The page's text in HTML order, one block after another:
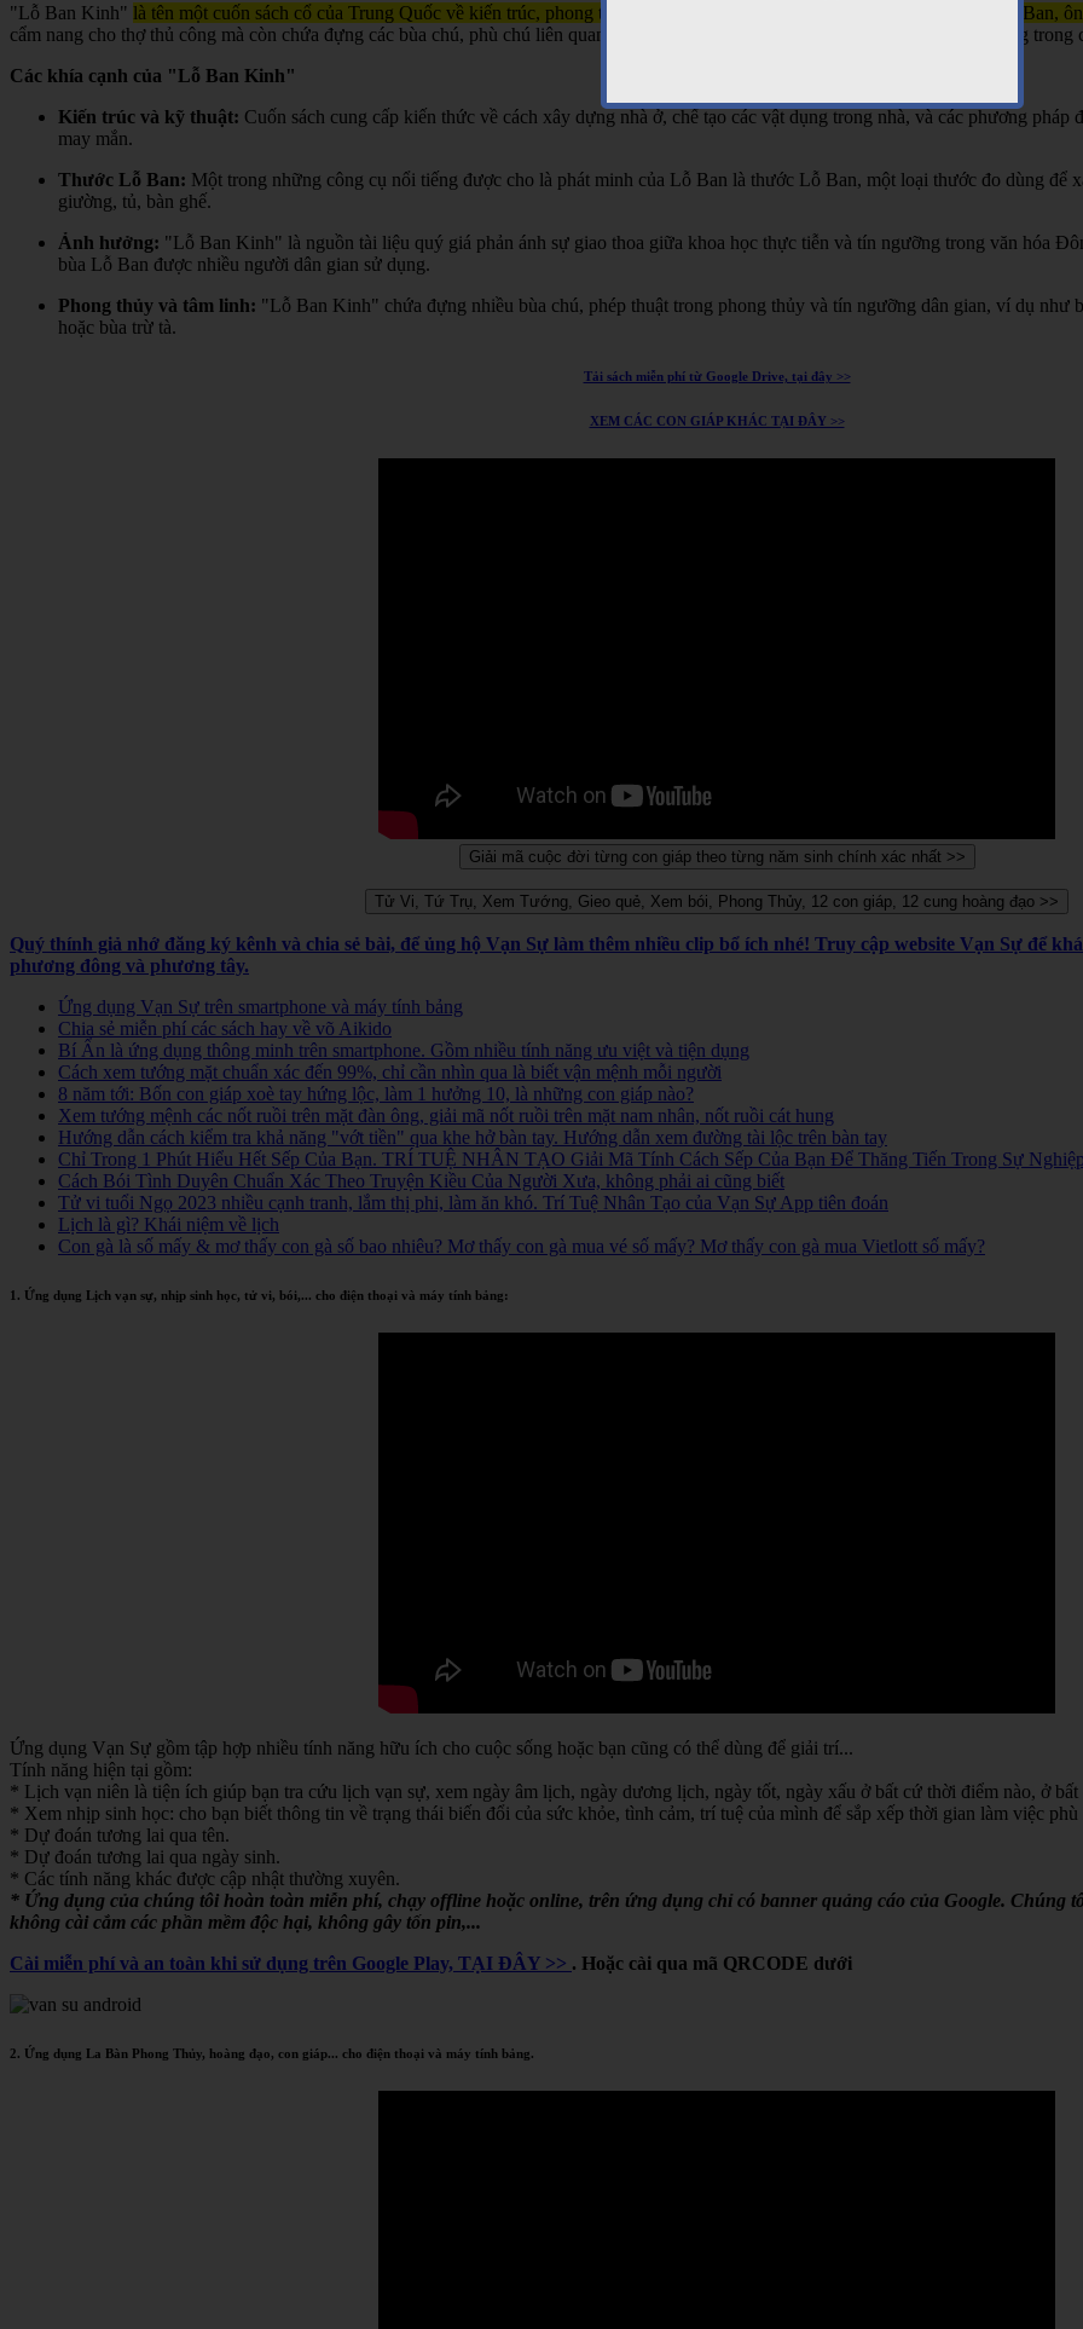
"Lỗ Ban Kinh" là tên một cuốn sách cổ của Trung Quốc về kiến trúc, phong thủy và kỹ thuật xây dựng, gắn liền với tên tuổi của Lỗ Ban,
cẩm nang cho thợ thủ công mà còn chứa đựng các bùa chú, phù chú liên quan đến việc xây nhà, làm đồ đạc, và đôi khi được sử dụng
Các khía cạnh của "Lỗ Ban Kinh"
Kiến trúc và kỹ thuật: Cuốn sách cung cấp kiến thức về cách xây dựng nhà ở, chế tạo các vật dụng trong nhà, và các phương
may mắn.
Thước Lỗ Ban: Một trong những công cụ nổi tiếng được cho là phát minh của Lỗ Ban là thước Lỗ Ban, một loại thước đo dùng để
giường, tủ, bàn ghế.
Ảnh hưởng: "Lỗ Ban Kinh" là nguồn tài liệu quý giá phản ánh sự giao thoa giữa khoa học thực tiễn và tín ngưỡng trong văn hóa
bùa Lỗ Ban được nhiều người dân gian sử dụng.
Phong thủy và tâm linh: "Lỗ Ban Kinh" chứa đựng nhiều bùa chú, phép thuật trong phong thủy và tín ngưỡng dân gian, ví dụ như
hoặc bùa trừ tà.
Tải sách miễn phí từ Google Drive, tại đây >>
XEM CÁC CON GIÁP KHÁC TẠI ĐÂY >>
Quý thính giả nhớ đăng ký kênh và chia sẻ bài, để ủng hộ Vạn Sự làm thêm nhiều clip bổ ích nhé! Truy cập website Vạn Sự để
phương đông và phương tây.
Ứng dụng Vạn Sự trên smartphone và máy tính bảng
Chia sẻ miễn phí các sách hay về võ Aikido
Bí Ẩn là ứng dụng thông minh trên smartphone. Gồm nhiều tính năng ưu việt và tiện dụng
Cách xem tướng mặt chuẩn xác đến 99%, chỉ cần nhìn qua là biết vận mệnh mỗi người
8 năm tới: Bốn con giáp xoè tay hứng lộc, làm 1 hưởng 10, là những con giáp nào?
Xem tướng mệnh các nốt ruồi trên mặt đàn ông, giải mã nốt ruồi trên mặt nam nhân, nốt ruồi cát hung
Hướng dẫn cách kiểm tra khả năng "vớt tiền" qua khe hở bàn tay. Hướng dẫn xem đường tài lộc trên bàn tay
Chỉ Trong 1 Phút Hiểu Hết Sếp Của Bạn. TRÍ TUỆ NHÂN TẠO Giải Mã Tính Cách Sếp Của Bạn Để Thăng Tiến Trong Sự Nghiệp
Cách Bói Tình Duyên Chuẩn Xác Theo Truyện Kiều Của Người Xưa, không phải ai cũng biết
Tử vi tuổi Ngọ 2023 nhiều cạnh tranh, lắm thị phi, làm ăn khó. Trí Tuệ Nhân Tạo của Vạn Sự App tiên đoán
Lịch là gì? Khái niệm về lịch
Con gà là số mấy & mơ thấy con gà số bao nhiêu? Mơ thấy con gà mua vé số mấy? Mơ thấy con gà mua Vietlott số mấy?
1. Ứng dụng Lịch vạn sự, nhịp sinh học, tử vi, bói,... cho điện thoại và máy tính bảng:
Ứng dụng Vạn Sự gồm tập hợp nhiều tính năng hữu ích cho cuộc sống hoặc bạn cũng có thể dùng để giải trí...
Tính năng hiện tại gồm:
* Lịch vạn niên là tiện ích giúp bạn tra cứu lịch vạn sự, xem ngày âm lịch, ngày dương lịch, ngày tốt, ngày xấu ở bất cứ thời điểm nào, ở bất
* Xem nhịp sinh học: cho bạn biết thông tin về trạng thái biến đổi của sức khỏe, tình cảm, trí tuệ của mình để sắp xếp thời gian làm việc phù
* Dự đoán tương lai qua tên.
* Dự đoán tương lai qua ngày sinh.
* Các tính năng khác được cập nhật thường xuyên.
* Ứng dụng của chúng tôi hoàn toàn miễn phí, chạy offline hoặc online, trên ứng dụng chỉ có banner quảng cáo của Google. Chúng
không cài cắm các phần mềm độc hại, không gây tốn pin,...
Cài miễn phí và an toàn khi sử dụng trên Google Play, TẠI ĐÂY >> . Hoặc cài qua mã QRCODE dưới
2. Ứng dụng La Bàn Phong Thủy, hoàng đạo, con giáp... cho điện thoại và máy tính bảng.